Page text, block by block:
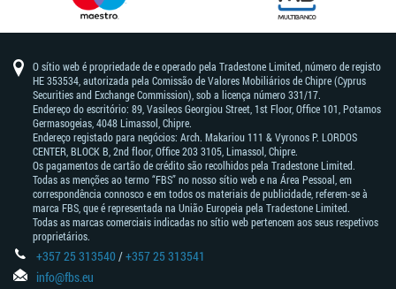
O sítio web é propriedade de e operado pela Tradestone Limited, número de registo
HE 353534, autorizada pela Comissão de Valores Mobiliários de Chipre (Cyprus
Securities and Exchange Commission), sob a licença número 331/17.
Endereço do escritório: 89, Vasileos Georgiou Street, 1st Floor, Office 101, Potamos
Germasogeias, 4048 Limassol, Chipre.
Endereço registado para negócios: Arch. Makariou 111 & Vyronos Р. LORDOS
CENTER, BLOCK В, 2nd floor, Office 203 3105, Limassol, Chipre.
Os pagamentos de cartão de crédito são recolhidos pela Tradestone Limited.
Todas as menções ao termo “FBS” no nosso sítio web e na Área Pessoal, em
correspondência connosco e em todos os materiais de publicidade, referem-se à
marca FBS, que é representada na União Europeia pela Tradestone Limited.
Todas as marcas comerciais indicadas no sítio web pertencem aos seus respetivos
proprietários.
+357 25 313540/+357 25 313541
info@fbs.eu